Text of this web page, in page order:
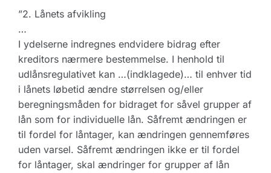
”2. Lånets afvikling
…
I ydelserne indregnes endvidere bidrag efter
kreditors nærmere bestemmelse. I henhold til
udlånsregulativet kan …(indklagede)… til enhver tid
i lånets løbetid ændre størrelsen og/eller
beregningsmåden for bidraget for såvel grupper af
lån som for individuelle lån. Såfremt ændringen er
til fordel for låntager, kan ændringen gennemføres
uden varsel. Såfremt ændringen ikke er til fordel
for låntager, skal ændringer for grupper af lån